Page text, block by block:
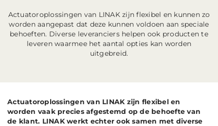
Actuatoroplossingen van LINAK zijn flexibel en kunnen zo
worden aangepast dat deze kunnen voldoen aan speciale
behoeften. Diverse leveranciers helpen ook producten te
leveren waarmee het aantal opties kan worden
uitgebreid.
Actuatoroplossingen van LINAK zijn flexibel en
worden vaak precies afgestemd op de behoefte van
de klant. LINAK werkt echter ook samen met diverse